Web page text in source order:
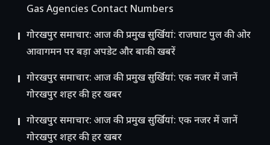
Gas Agencies Contact Numbers
गोरखपुर समाचार: आज की प्रमुख सुर्खियां: राजघाट पुल की ओर
आवागमन पर बड़ा अपडेट और बाकी खबरें
गोरखपुर समाचार: आज की प्रमुख सुर्खियां: एक नजर में जानें
गोरखपुर शहर की हर खबर
गोरखपुर समाचार: आज की प्रमुख सुर्खियां: एक नजर में जानें
गोरखपुर शहर की हर खबर